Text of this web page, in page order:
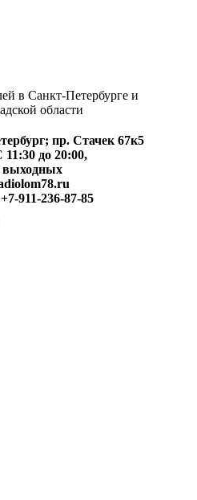
в Санкт-Петербурге и
области
пр. Стачек 67к5
11:30 до 20:00,
выходных
+7-911-236-87-85